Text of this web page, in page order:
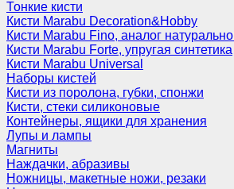
Тонкие кисти
Кисти Marabu Decoration&Hobby
Кисти Marabu Fino, аналог
Кисти Marabu Forte, упругая синтетика
Кисти Marabu Universal
Наборы кистей
Кисти из поролона, губки, спонжи
Кисти, стеки силиконовые
Контейнеры, ящики для хранения
Лупы и лампы
Магниты
Наждачки, абразивы
Ножницы, макетные ножи, резаки